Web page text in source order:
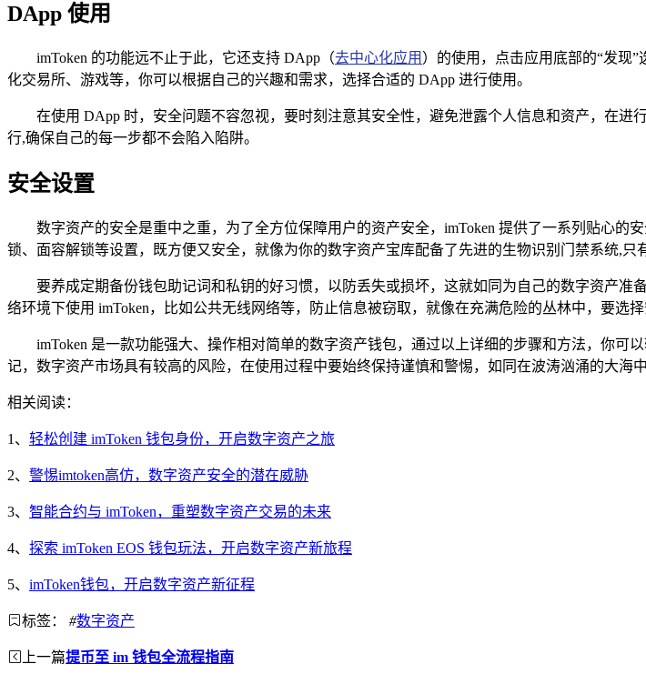
DApp 使用
imToken 的功能远不止于此，它还支持 DApp（去中心化应用 ）的使用，点击应用底部的“发现
化交易所、游戏等，你可以根据自己的兴趣和需求，选择合适的 DApp 进行使用。
在使用 DApp 时，安全问题不容忽视，要时刻注意其安全性，避免泄露个人信息和资产，在
行,确保自己的每一步都不会陷入陷阱。
安全设置
数字资产的安全是重中之重，为了全方位保障用户的资产安全，imToken 提供了一系列贴心的
锁、面容解锁等设置，既方便又安全，就像为你的数字资产宝库配备了先进的生物识别门禁系统,只
要养成定期备份钱包助记词和私钥的好习惯，以防丢失或损坏，这就如同为自己的数字资产
络环境下使用 imToken，比如公共无线网络等，防止信息被窃取，就像在充满危险的丛林中，要选
imToken 是一款功能强大、操作相对简单的数字资产钱包，通过以上详细的步骤和方法，你可
记，数字资产市场具有较高的风险，在使用过程中要始终保持谨慎和警惕，如同在波涛汹涌的大海
相关阅读：
1、 轻松创建 imToken 钱包身份，开启数字资产之旅
2、 警惕imtoken高仿，数字资产安全的潜在威胁
3、 智能合约与 imToken，重塑数字资产交易的未来
4、 探索 imToken EOS 钱包玩法，开启数字资产新旅程
5、 imToken钱包，开启数字资产新征程
标签： #数字资产
上一篇提币至 im 钱包全流程指南